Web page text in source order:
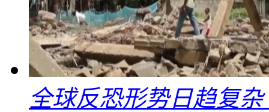
全球反恐形势日趋复